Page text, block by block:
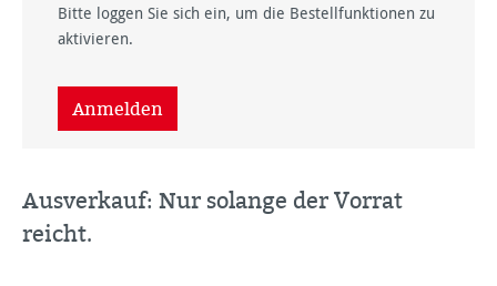
Bitte loggen Sie sich ein, um die Bestellfunktionen zu
aktivieren.
Anmelden
Ausverkauf: Nur solange der Vorrat
reicht.